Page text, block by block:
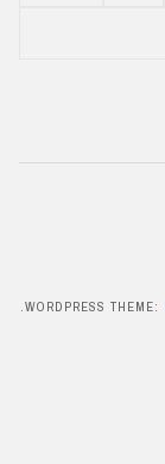
WORDPRESS THEME: